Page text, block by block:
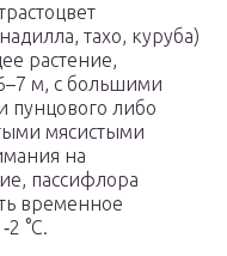
тахо, куруба)
растение,
м, с большими
пунцового либо
мясистыми
на
пассифлора
временное
°C.